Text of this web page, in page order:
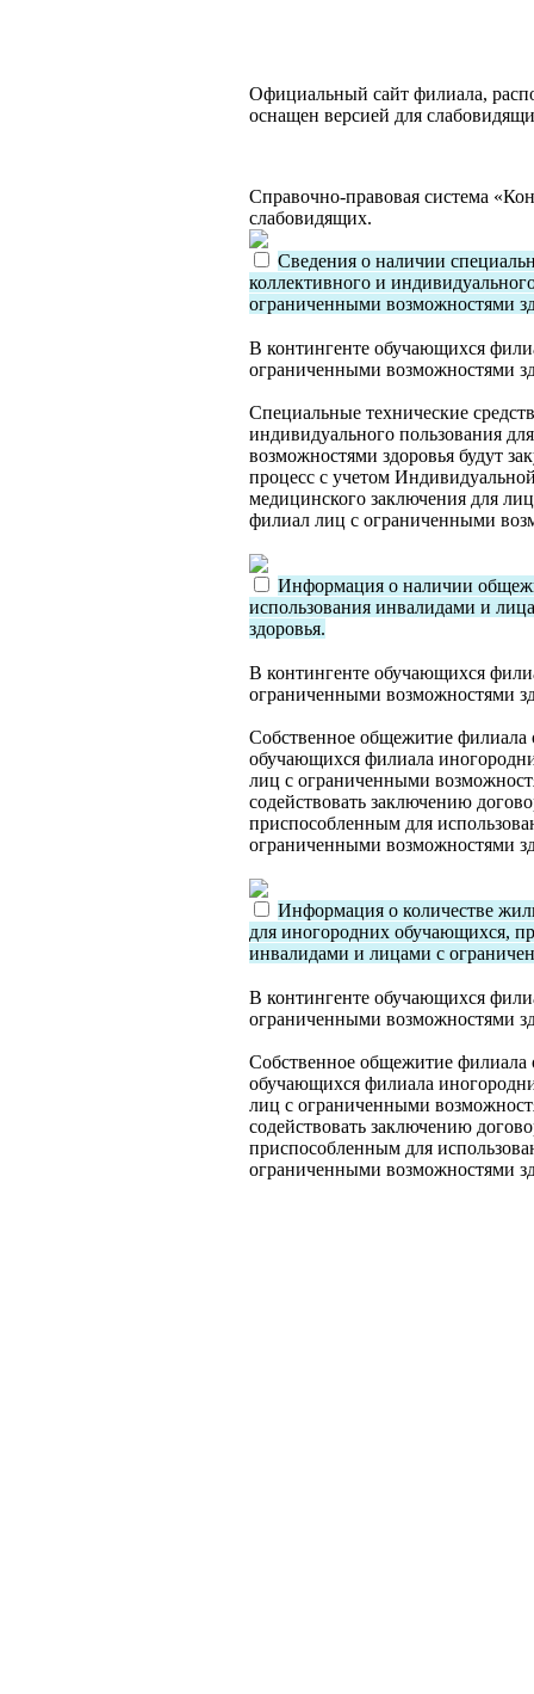
Официальный сайт филиала,
оснащен версией для
Справочно-правовая система
слабовидящих.
Сведения о наличии
коллективного и
ограниченными возможностями
В контингенте обучающихся
ограниченными возможностями
Специальные технические
индивидуального пользования
возможностями здоровья будут
процесс с учетом
медицинского заключения для
филиал лиц с ограниченными
Информация о наличии
использования инвалидами и
здоровья.
В контингенте обучающихся
ограниченными возможностями
Собственное общежитие филиала
обучающихся филиала
лиц с ограниченными
содействовать заключению
приспособленным для
ограниченными возможностями
Информация о количестве
для иногородних обучающихся,
инвалидами и лицами с
В контингенте обучающихся
ограниченными возможностями
Собственное общежитие филиала
обучающихся филиала
лиц с ограниченными
содействовать заключению
приспособленным для
ограниченными возможностями